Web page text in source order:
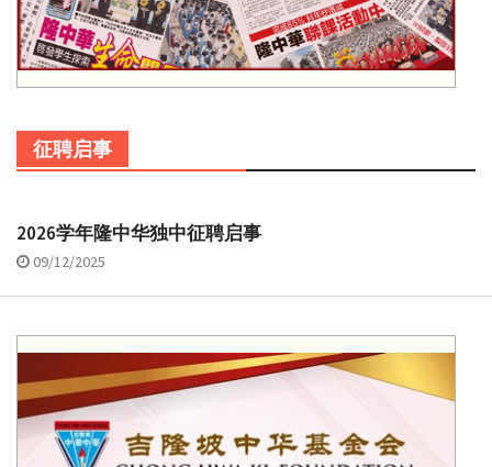
征聘启事
2026学年隆中华独中征聘启事
09/12/2025